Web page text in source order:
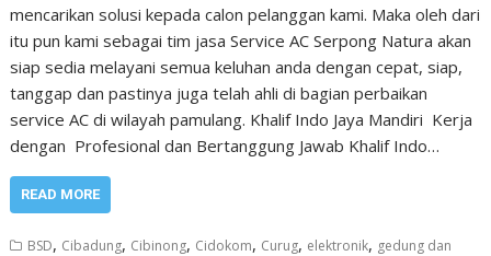
mencarikan solusi kepada calon pelanggan kami. Maka oleh dari
itu pun kami sebagai tim jasa Service AC Serpong Natura akan
siap sedia melayani semua keluhan anda dengan cepat, siap,
tanggap dan pastinya juga telah ahli di bagian perbaikan
service AC di wilayah pamulang. Khalif Indo Jaya Mandiri Kerja
dengan Profesional dan Bertanggung Jawab Khalif Indo…
READ MORE
BSD, Cibadung, Cibinong, Cidokom, Curug, elektronik, gedung dan